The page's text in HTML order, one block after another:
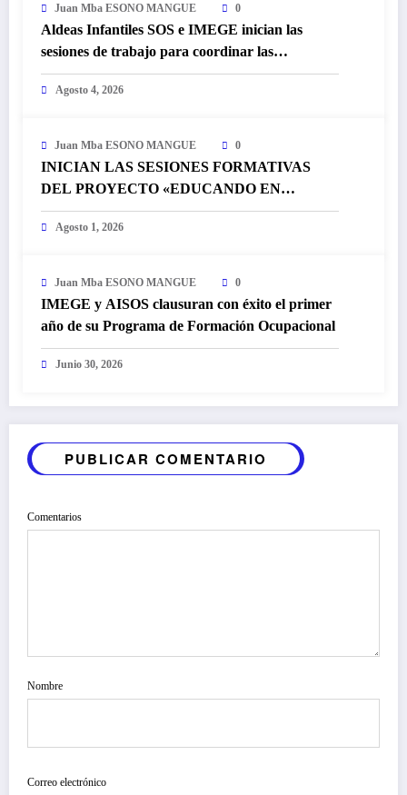
Juan Mba ESONO MANGUE 0
Aldeas Infantiles SOS e IMEGE inician las
sesiones de trabajo para coordinar las
actividades conmemorativas del Día
Internacional de la Juventud
Agosto 4, 2026
Juan Mba ESONO MANGUE 0
INICIAN LAS SESIONES FORMATIVAS
DEL PROYECTO «EDUCANDO EN
FEMENINO» DE LA ONG IMEGE
Agosto 1, 2026
Juan Mba ESONO MANGUE 0
IMEGE y AISOS clausuran con éxito el primer
año de su Programa de Formación Ocupacional
Junio 30, 2026
PUBLICAR COMENTARIO
Comentarios
Nombre
Correo electrónico